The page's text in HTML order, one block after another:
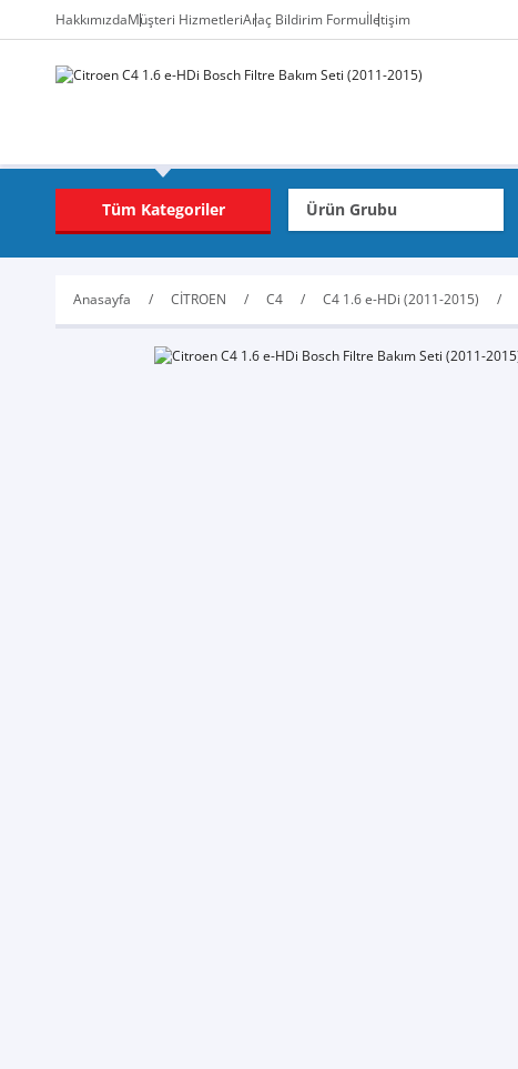
HakkımızdaMüşteri HizmetleriAraç Bildirim Formuİletişim
Tüm Kategoriler
Anasayfa CİTROEN C4 C4 1.6 e-HDi (2011-2015)